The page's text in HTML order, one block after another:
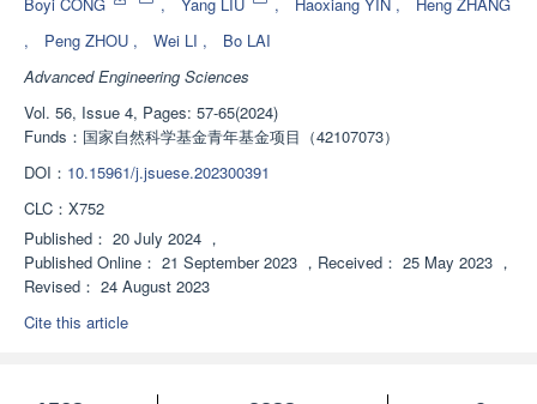
,
Peng ZHOU , Wei LI ,
Bo LAI
Advanced Engineering Sciences
Vol. 56, Issue 4, Pages: 57-65(2024)
Funds： 国家自然科学基金青年基金项目（42107073）
DOI： 10.15961/j.jsuese.202300391
CLC： X752
Published： 20 July 2024 ，
Published Online： 21 September 2023 ， Received： 25 May 2023 ，
Revised： 24 August 2023
Cite this article